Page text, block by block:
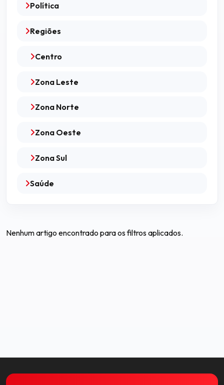
Política
Regiões
Centro
Zona Leste
Zona Norte
Zona Oeste
Zona Sul
Saúde
Nenhum artigo encontrado para os filtros aplicados.